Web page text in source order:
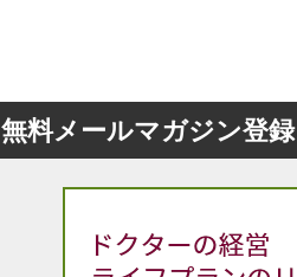
無料メールマガジン登録